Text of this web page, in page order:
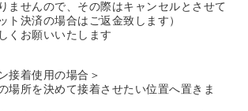
ませんので、その際はキャンセルとさせて
ト決済の場合はご返金致します）
くお願いいたします
接着使用の場合＞
場所を決めて接着させたい位置へ置きま